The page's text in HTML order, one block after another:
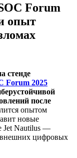
Forum
опыт
стенде
Forum 2025
после
опытом
новые
Jet Nautilus —
внешних цифровых